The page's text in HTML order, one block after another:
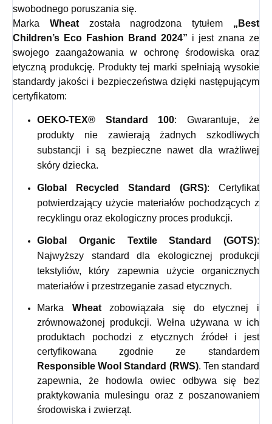
swobodnego poruszania się.
Marka Wheatzostała nagrodzona tytułem „Best
Children’s Eco Fashion Brand 2024” i jest znana ze
swojego zaangażowania w ochronę środowiska oraz
etyczną produkcję. Produkty tej marki spełniają wysokie
standardy jakości i bezpieczeństwa dzięki następującym
certyfikatom:
OEKO-TEX® Standard 100: Gwarantuje, że
produkty nie zawierają żadnych szkodliwych
substancji i są bezpieczne nawet dla wrażliwej
skóry dziecka.
Global Recycled Standard (GRS): Certyfikat
potwierdzający użycie materiałów pochodzących z
recyklingu oraz ekologiczny proces produkcji.
Global Organic Textile Standard (GOTS):
Najwyższy standard dla ekologicznej produkcji
tekstyliów, który zapewnia użycie organicznych
materiałów i przestrzeganie zasad etycznych.
Marka Wheatzobowiązała się do etycznej i
zrównoważonej produkcji. Wełna używana w ich
produktach pochodzi z etycznych źródeł i jest
certyfikowana zgodnie ze standardem
Responsible Wool Standard (RWS). Ten standard
zapewnia, że hodowla owiec odbywa się bez
praktykowania mulesingu oraz z poszanowaniem
środowiska i zwierząt.